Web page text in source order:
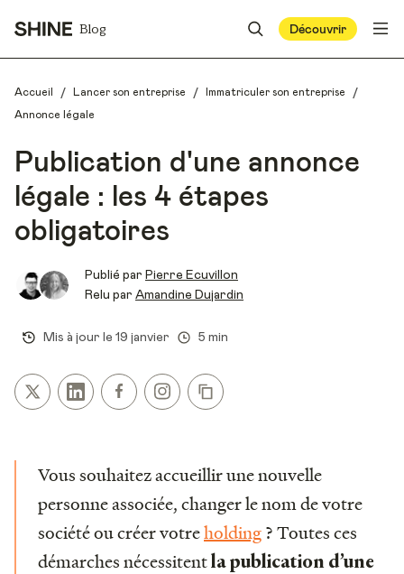
Blog Découvrir
Accueil / Lancer son entreprise / Immatriculer son entreprise /
Annonce légale
Publication d'une annonce
légale : les 4 étapes
obligatoires
Publié par Pierre Ecuvillon
Relu par Amandine Dujardin
Mis à jour le 19 janvier 5 min
Vous souhaitez accueillir une nouvelle
personne associée, changer le nom de votre
société ou créer votreholding? Toutes ces
démarches nécessitentla publication d’une